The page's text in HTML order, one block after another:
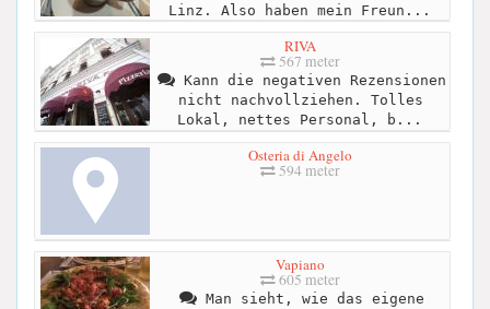
Linz. Also haben mein Freun...
RIVA
567 meter
Kann die negativen Rezensionen
nicht nachvollziehen. Tolles
Lokal, nettes Personal, b...
Osteria di Angelo
594 meter
Vapiano
605 meter
Man sieht, wie das eigene